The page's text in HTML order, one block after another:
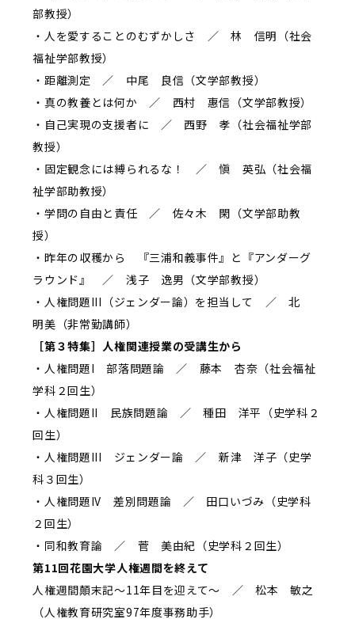
部教授）
・人を愛することのむずかしさ ／ 林 信明（社会
福祉学部教授）
・距離測定 ／ 中尾 良信（文学部教授）
・真の教養とは何か ／ 西村 惠信（文学部教授）
・自己実現の支援者に ／ 西野 孝（社会福祉学部
教授）
・固定観念には縛られるな！ ／ 愼 英弘（社会福
祉学部助教授）
・学問の自由と責任 ／ 佐々木 閑（文学部助教
授）
・昨年の収穫から 『三浦和義事件』と『アンダーグ
ラウンド』 ／ 浅子 逸男（文学部教授）
・人権問題III（ジェンダー論）を担当して ／ 北
明美（非常勤講師）
［第３特集］人権関連授業の受講生から
・人権問題I 部落問題論 ／ 藤本 杏奈（社会福祉
学科２回生）
・人権問題II 民族問題論 ／ 種田 洋平（史学科２
回生）
・人権問題III ジェンダー論 ／ 新津 洋子（史学
科３回生）
・人権問題IV 差別問題論 ／ 田口いづみ（史学科
２回生）
・同和教育論 ／ 菅 美由紀（史学科２回生）
第11回花園大学人権週間を終えて
人権週間顛末記～11年目を迎えて～ ／ 松本 敏之
（人権教育研究室97年度事務助手）